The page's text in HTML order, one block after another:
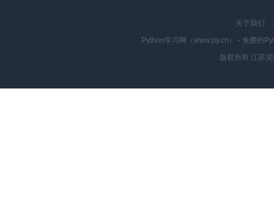
关于我们
Python学习网（www.py.cn） - 免费的
版权所有 江苏